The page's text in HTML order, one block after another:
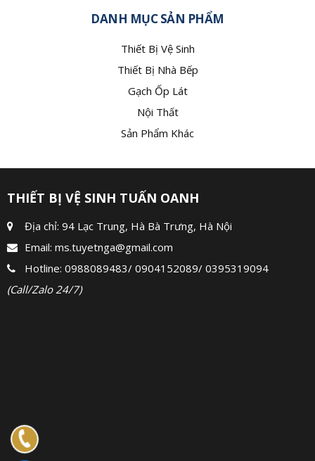
DANH MỤC SẢN PHẨM
Thiết Bị Vệ Sinh
Thiết Bị Nhà Bếp
Gạch Ốp Lát
Nội Thất
Sản Phẩm Khác
THIẾT BỊ VỆ SINH TUẤN OANH
Địa chỉ: 94 Lạc Trung, Hà Bà Trưng, Hà Nội
Email: ms.tuyetnga@gmail.com
Hotline: 0988089483/ 0904152089/ 0395319094
(Call/Zalo 24/7)